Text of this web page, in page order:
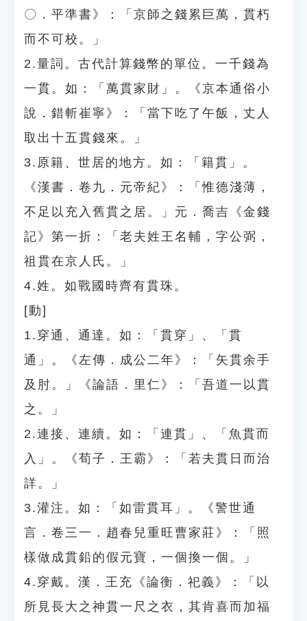
〇．平準書》：「京師之錢累巨萬，貫朽
而不可校。」
2.量詞。古代計算錢幣的單位。一千錢為
一貫。如：「萬貫家財」。《京本通俗小
說．錯斬崔寧》：「當下吃了午飯，丈人
取出十五貫錢來。」
3.原籍、世居的地方。如：「籍貫」。
《漢書．卷九．元帝紀》：「惟德淺薄，
不足以充入舊貫之居。」元．喬吉《金錢
記》第一折：「老夫姓王名輔，字公弼，
祖貫在京人氏。」
4.姓。如戰國時齊有貫珠。
[動]
1.穿通、通達。如：「貫穿」、「貫
通」。《左傳．成公二年》：「矢貫余手
及肘。」《論語．里仁》：「吾道一以貫
之。」
2.連接、連續。如：「連貫」、「魚貫而
入」。《荀子．王霸》：「若夫貫日而治
詳。」
3.灌注。如：「如雷貫耳」。《警世通
言．卷三一．趙春兒重旺曹家莊》：「照
樣做成貫鉛的假元寶，一個換一個。」
4.穿戴。漢．王充《論衡．祀義》：「以
所見長大之神貫一尺之衣，其肯喜而加福